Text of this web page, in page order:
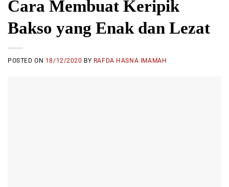
Cara Membuat Keripik
Bakso yang Enak dan Lezat
POSTED ON 18/12/2020 BY RAFDA HASNA IMAMAH